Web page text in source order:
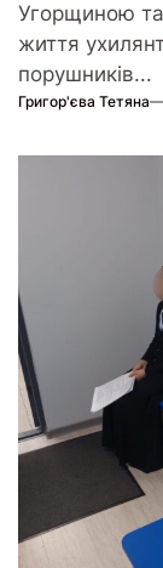
Угорщиною
життя
порушників...
Григор'єва Тетяна